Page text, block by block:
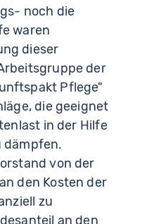
noch die
waren
dieser
der
Pflege"
die geeignet
in der Hilfe
dämpfen.
von der
den Kosten der
zu
an den